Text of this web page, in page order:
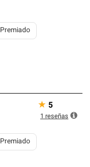
Premiado
Premiado
★ 5
1 reseñas